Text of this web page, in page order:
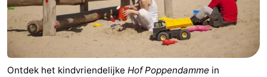
Ontdek het kindvriendelijke Hof Poppendamme in